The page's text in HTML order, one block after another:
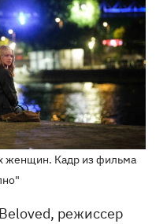
женщин. Кадр из фильма
режиссер